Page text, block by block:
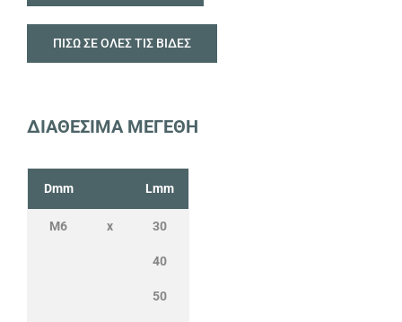
ΠΙΣΩ ΣΕ ΟΛΕΣ ΤΙΣ ΒΙΔΕΣ
ΔΙΑΘΕΣΙΜΑ ΜΕΓΕΘΗ
Dmm Lmm
M6 x 30
40
50